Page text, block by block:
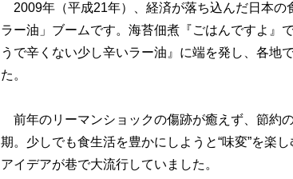
2009年（平成21年）、経済が落ち込んだ日本の
ラー油」ブームです。海苔佃煮『ごはんですよ』
うで辛くない少し辛いラー油』に端を発し、各地
た。
前年のリーマンショックの傷跡が癒えず、節約
期。少しでも食生活を豊かにしようと“味変”を楽
アイデアが巷で大流行していました。